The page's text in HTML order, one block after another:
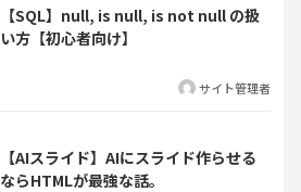
【SQL】null, is null, is not null の扱
い方【初心者向け】
サイト管理者
【AIスライド】AIにスライド作らせる
ならHTMLが最強な話。